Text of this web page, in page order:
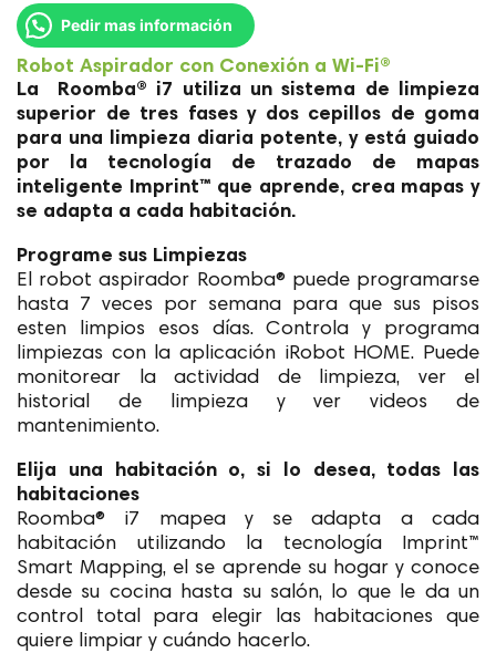
precio
original
era:
$ 3,899,900.
precio
actual
es:
$ 2,199,900.
Pedir mas información
Robot Aspirador con Conexión a Wi-Fi®
La Roomba® i7 utiliza un sistema de limpieza
superior de tres fases y dos cepillos de goma
para una limpieza diaria potente, y está guiado
por la tecnología de trazado de mapas
inteligente Imprint™ que aprende, crea mapas y
se adapta a cada habitación.
Programe sus Limpiezas
El robot aspirador Roomba® puede programarse
hasta 7 veces por semana para que sus pisos
esten limpios esos días. Controla y programa
limpiezas con la aplicación iRobot HOME. Puede
monitorear la actividad de limpieza, ver el
historial de limpieza y ver videos de
mantenimiento.
Elija una habitación o, si lo desea, todas las
habitaciones
Roomba® i7 mapea y se adapta a cada
habitación utilizando la tecnología Imprint™
Smart Mapping, el se aprende su hogar y conoce
desde su cocina hasta su salón, lo que le da un
control total para elegir las habitaciones que
quiere limpiar y cuándo hacerlo.